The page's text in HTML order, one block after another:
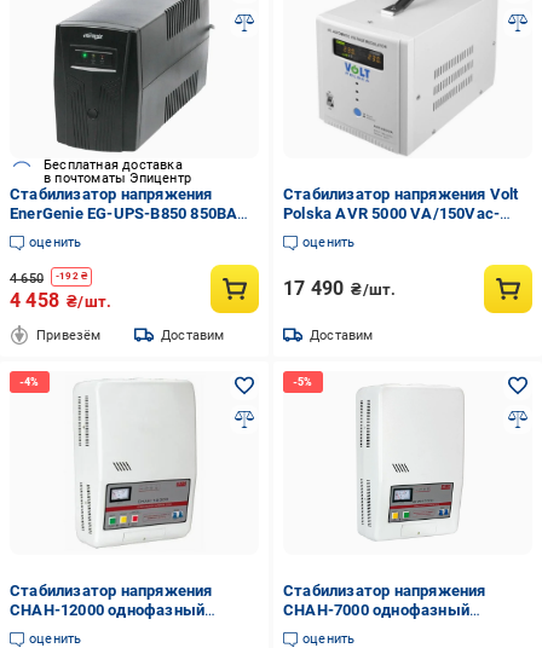
Бесплатная доставка
в почтоматы Эпицентр
Стабилизатор напряжения
EnerGenie EG-UPS-B850 850ВА
510 Вт 2 Shuko 8 Ah Black
(34063905)
оценить
4 650 -192₴
4 458 ₴/шт.
Привезём Доставим
Стабилизатор напряжения Volt
Polska AVR 5000 VA/150Vac-
270Vac
оценить
17 490 ₴/шт.
Доставим
Стабилизатор напряжения
СНАН-12000 однофазный
навесной
оценить
Стабилизатор напряжения
СНАН-7000 однофазный
навесной
оценить